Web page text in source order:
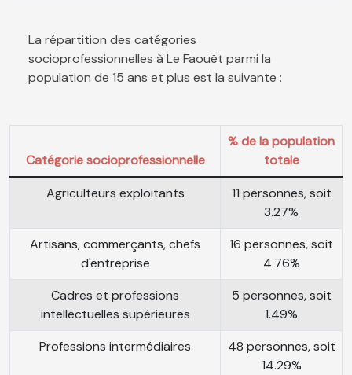
La répartition des catégories
socioprofessionnelles à Le Faouët parmi la
population de 15 ans et plus est la suivante :
Catégorie socioprofessionnelle
% de la population
totale
Agriculteurs exploitants
11 personnes, soit
3.27%
Artisans, commerçants, chefs
d'entreprise
16 personnes, soit
4.76%
Cadres et professions
intellectuelles supérieures
5 personnes, soit
1.49%
Professions intermédiaires
48 personnes, soit
14.29%